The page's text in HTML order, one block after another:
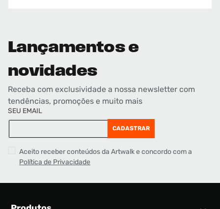
Lançamentos e
novidades
Receba com exclusividade a nossa newsletter com
tendências, promoções e muito mais
SEU EMAIL
CADASTRAR
Aceito receber conteúdos da Artwalk e concordo com a
Política de Privacidade